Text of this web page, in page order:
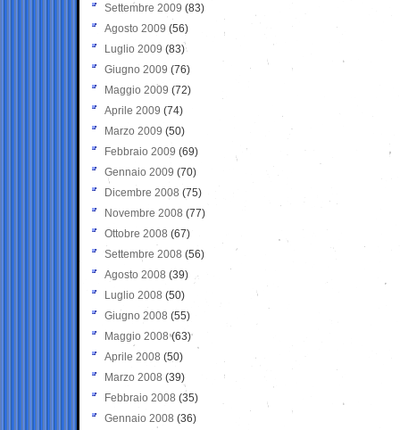
Settembre 2009 (83)
Agosto 2009 (56)
Luglio 2009 (83)
Giugno 2009 (76)
Maggio 2009 (72)
Aprile 2009 (74)
Marzo 2009 (50)
Febbraio 2009 (69)
Gennaio 2009 (70)
Dicembre 2008 (75)
Novembre 2008 (77)
Ottobre 2008 (67)
Settembre 2008 (56)
Agosto 2008 (39)
Luglio 2008 (50)
Giugno 2008 (55)
Maggio 2008(63)
Aprile 2008 (50)
Marzo 2008 (39)
Febbraio 2008 (35)
Gennaio 2008 (36)